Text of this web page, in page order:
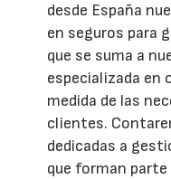
desde España
en seguros para
que se suma a
especializada en
medida de las
clientes.
dedicadas a
que forman parte